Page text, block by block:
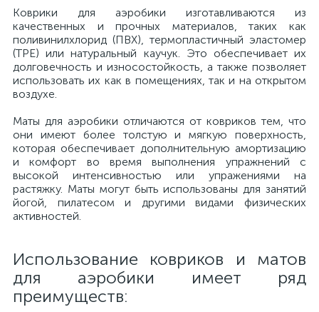
Коврики для аэробики изготавливаются из
качественных и прочных материалов, таких как
поливинилхлорид (ПВХ), термопластичный эластомер
(ТРЕ) или натуральный каучук. Это обеспечивает их
долговечность и износостойкость, а также позволяет
использовать их как в помещениях, так и на открытом
воздухе.
Маты для аэробики отличаются от ковриков тем, что
они имеют более толстую и мягкую поверхность,
которая обеспечивает дополнительную амортизацию
и комфорт во время выполнения упражнений с
высокой интенсивностью или упражениями на
растяжку. Маты могут быть использованы для занятий
йогой, пилатесом и другими видами физических
активностей.
Использование ковриков и матов
для аэробики имеет ряд
преимуществ: